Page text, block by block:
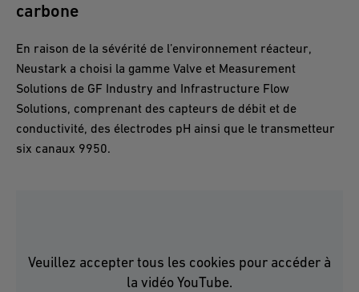
carbone
En raison de la sévérité de l’environnement réacteur,
Neustark a choisi la gamme Valve et Measurement
Solutions de GF Industry and Infrastructure Flow
Solutions, comprenant des capteurs de débit et de
conductivité, des électrodes pH ainsi que le transmetteur
six canaux 9950.
Veuillez accepter tous les cookies pour accéder à
la vidéo YouTube.